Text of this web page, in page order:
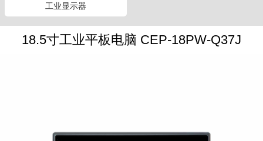
工业显示器
18.5寸工业平板电脑 CEP-18PW-Q37J